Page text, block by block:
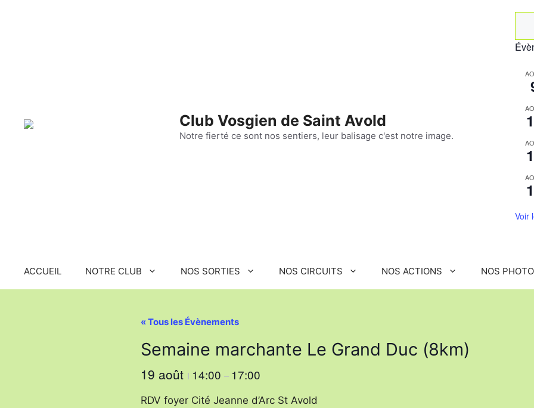
Club Vosgien de Saint Avold
Notre fierté ce sont nos sentiers, leur balisage c'est notre image.
Voir
ACCUEIL NOTRE CLUB NOS SORTIES NOS CIRCUITS NOS ACTIONS NOS
« Tous les Évènements
Semaine marchante Le Grand Duc (8km)
19 août I 14:00 – 17:00
RDV foyer Cité Jeanne d’Arc St Avold